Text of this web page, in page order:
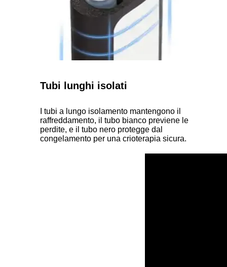
Tubi lunghi isolati
I tubi a lungo isolamento mantengono il
raffreddamento, il tubo bianco previene le
perdite, e il tubo nero protegge dal
congelamento per una crioterapia sicura.